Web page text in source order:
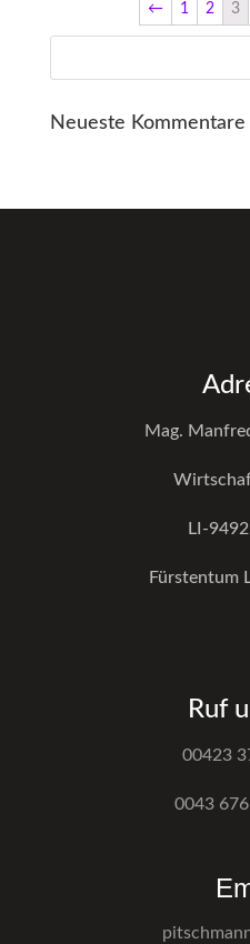
← 1 2 3
Neueste Kommentare
Mag.
LI-
Fürstentum
Ruf
00423
0043